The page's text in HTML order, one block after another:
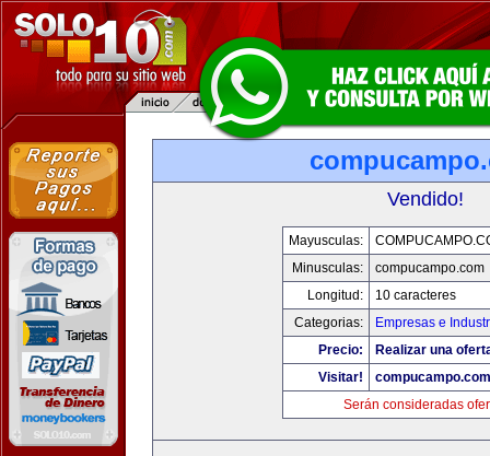
Vendido!
Mayusculas:
Minusculas:
compucampo.com
Longitud:
10 caracteres
Categorias:
Empresas e
Precio:
Realizar una
Visitar!
compucampo.com
Serán consideradas